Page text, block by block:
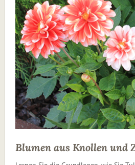
Blumen aus Knollen und